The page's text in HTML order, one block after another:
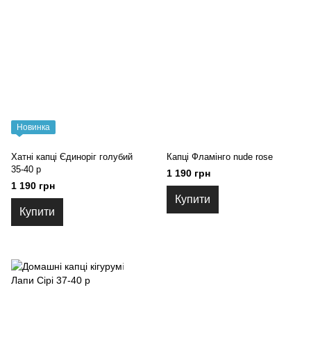
Новинка
Хатні капці Єдиноріг голубий
35-40 р
1 190 грн
Купити
Капці Фламінго nude rose
1 190 грн
Купити